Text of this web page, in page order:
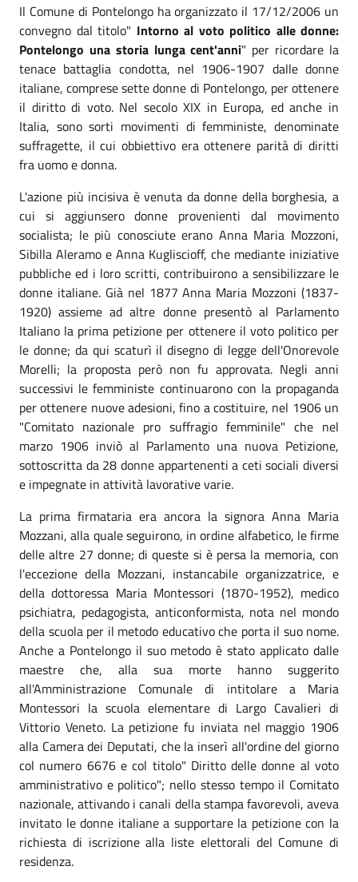
Il Comune di Pontelongo ha organizzato il 17/12/2006 un
convegno dal titolo" Intorno al voto politico alle donne:
Pontelongo una storia lunga cent'anni" per ricordare la
tenace battaglia condotta, nel 1906-1907 dalle donne
italiane, comprese sette donne di Pontelongo, per ottenere
il diritto di voto. Nel secolo XIX in Europa, ed anche in
Italia, sono sorti movimenti di femministe, denominate
suffragette, il cui obbiettivo era ottenere parità di diritti
fra uomo e donna.
L'azione più incisiva è venuta da donne della borghesia, a
cui si aggiunsero donne provenienti dal movimento
socialista; le più conosciute erano Anna Maria Mozzoni,
Sibilla Aleramo e Anna Kugliscioff, che mediante iniziative
pubbliche ed i loro scritti, contribuirono a sensibilizzare le
donne italiane. Già nel 1877 Anna Maria Mozzoni (1837-
1920) assieme ad altre donne presentò al Parlamento
Italiano la prima petizione per ottenere il voto politico per
le donne; da qui scaturì il disegno di legge dell'Onorevole
Morelli; la proposta però non fu approvata. Negli anni
successivi le femministe continuarono con la propaganda
per ottenere nuove adesioni, fino a costituire, nel 1906 un
"Comitato nazionale pro suffragio femminile" che nel
marzo 1906 inviò al Parlamento una nuova Petizione,
sottoscritta da 28 donne appartenenti a ceti sociali diversi
e impegnate in attività lavorative varie.
La prima firmataria era ancora la signora Anna Maria
Mozzani, alla quale seguirono, in ordine alfabetico, le firme
delle altre 27 donne; di queste si è persa la memoria, con
l'eccezione della Mozzani, instancabile organizzatrice, e
della dottoressa Maria Montessori (1870-1952), medico
psichiatra, pedagogista, anticonformista, nota nel mondo
della scuola per il metodo educativo che porta il suo nome.
Anche a Pontelongo il suo metodo è stato applicato dalle
maestre che, alla sua morte hanno suggerito
all'Amministrazione Comunale di intitolare a Maria
Montessori la scuola elementare di Largo Cavalieri di
Vittorio Veneto. La petizione fu inviata nel maggio 1906
alla Camera dei Deputati, che la inserì all'ordine del giorno
col numero 6676 e col titolo" Diritto delle donne al voto
amministrativo e politico"; nello stesso tempo il Comitato
nazionale, attivando i canali della stampa favorevoli, aveva
invitato le donne italiane a supportare la petizione con la
richiesta di iscrizione alla liste elettorali del Comune di
residenza.